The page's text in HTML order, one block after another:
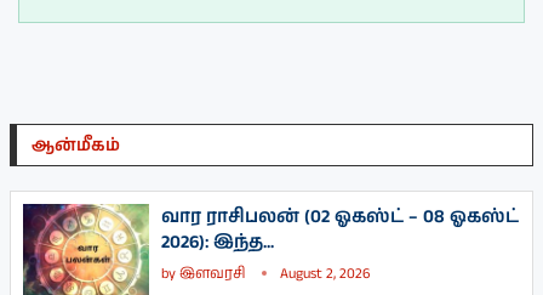
ஆன்மீகம்
வார ராசிபலன் (02 ஓகஸ்ட் – 08 ஓகஸ்ட்
2026): இந்த...
byஇளவரசி August 2, 2026